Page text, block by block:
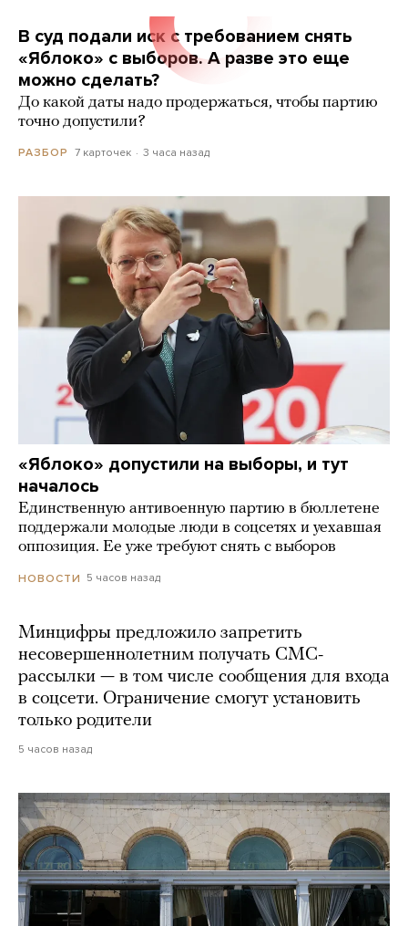
В суд подали иск с требованием снять
«Яблоко» с выборов. А разве это еще
можно сделать?
До какой даты надо продержаться, чтобы партию
точно допустили?
РАЗБОР 7 карточек 3 часа назад
«Яблоко» допустили на выборы, и тут
началось
Единственную антивоенную партию в бюллетене
поддержали молодые люди в соцсетях и уехавшая
оппозиция. Ее уже требуют снять с выборов
НОВОСТИ 5 часов назад
Минцифры предложило запретить
несовершеннолетним получать СМС-
рассылки — в том числе сообщения для входа
в соцсети. Ограничение смогут установить
только родители
5 часов назад